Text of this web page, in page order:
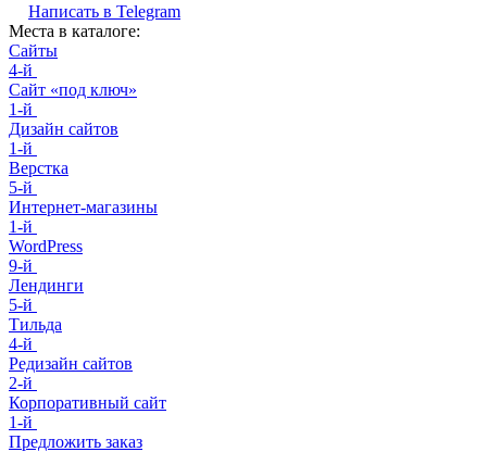
Написать в Telegram
Места в каталоге:
Сайты
4-й
Сайт «под ключ»
1-й
Дизайн сайтов
1-й
Верстка
5-й
Интернет-магазины
1-й
WordPress
9-й
Лендинги
5-й
Тильда
4-й
Редизайн сайтов
2-й
Корпоративный сайт
1-й
Предложить заказ